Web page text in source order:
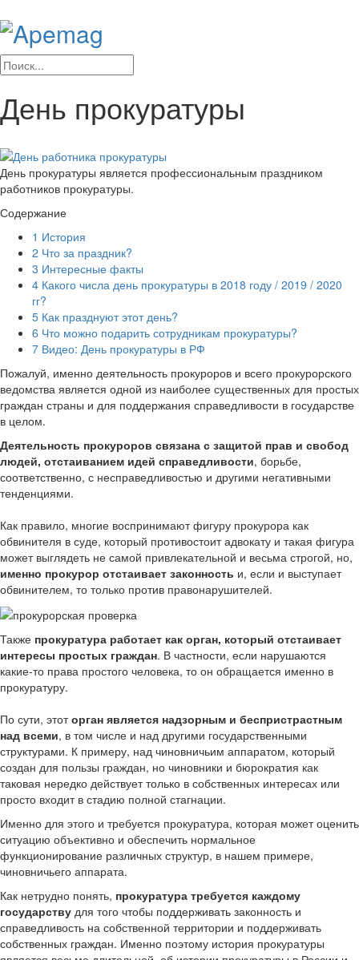
День прокуратуры
День прокуратуры является профессиональным праздником
работников прокуратуры.
Содержание
1 История
2 Что за праздник?
3 Интересные факты
4 Какого числа день прокуратуры в 2018 году / 2019 / 2020
гг?
5 Как празднуют этот день?
6 Что можно подарить сотрудникам прокуратуры?
7 Видео: День прокуратуры в РФ
Пожалуй, именно деятельность прокуроров и всего прокурорского
ведомства является одной из наиболее существенных для простых
граждан страны и для поддержания справедливости в государстве
в целом.
Деятельность прокуроров связана с защитой прав и свобод
людей, отстаиванием идей справедливости, борьбе,
соответственно, с несправедливостью и другими негативными
тенденциями.
Как правило, многие воспринимают фигуру прокурора как
обвинителя в суде, который противостоит адвокату и такая фигура
может выглядеть не самой привлекательной и весьма строгой, но,
именно прокурор отстаивает законность и, если и выступает
обвинителем, то только против правонарушителей.
Также прокуратура работает как орган, который отстаивает
интересы простых граждан. В частности, если нарушаются
какие-то права простого человека, то он обращается именно в
прокуратуру.
По сути, этоторган является надзорным и беспристрастным
над всеми, в том числе и над другими государственными
структурами. К примеру, над чиновничьим аппаратом, который
создан для пользы граждан, но чиновники и бюрократия как
таковая нередко действует только в собственных интересах или
просто входит в стадию полной стагнации.
Именно для этого и требуется прокуратура, которая может оценить
ситуацию объективно и обеспечить нормальное
функционирование различных структур, в нашем примере,
чиновничьего аппарата.
Как нетрудно понять, прокуратура требуется каждому
государству для того чтобы поддерживать законность и
справедливость на собственной территории и поддерживать
собственных граждан. Именно поэтому история прокуратуры